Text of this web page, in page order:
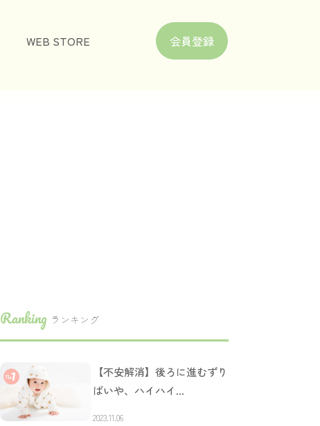
WEB STORE 会員登録
Ranking ランキング
【不安解消】後ろに進むずり
ばいや、ハイハイ…
2023.11.06